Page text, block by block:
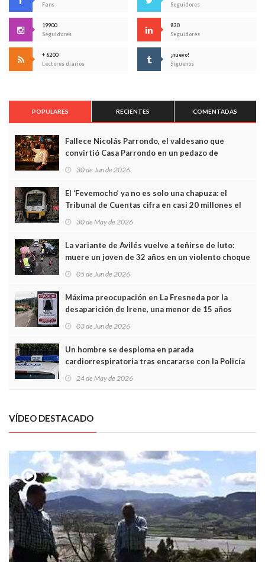
Fans
Seguidores
19900
Seguidores
830
Seguidores
+ 6200
Lectores diarios
¡nuevo!
Síguenos
POPULARES RECIENTES COMENTADAS
Fallece Nicolás Parrondo, el valdesano que
convirtió Casa Parrondo en un pedazo de
Asturias en Madrid
30 de Jun de 2026
El ‘Fevemocho’ ya no es solo una chapuza: el
Tribunal de Cuentas cifra en casi 20 millones el
sobrecoste de los trenes que no cabían por los
30 de May de 2026
La variante de Avilés vuelve a teñirse de luto:
muere un joven de 32 años en un violento choque
frontal
05 de Jun de 2026
Máxima preocupación en La Fresneda por la
desaparición de Irene, una menor de 15 años
03 de Jun de 2026
Un hombre se desploma en parada
cardiorrespiratoria tras encararse con la Policía
Local en Luanco
24 de May de 2026
VÍDEO DESTACADO